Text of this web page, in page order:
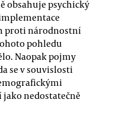
obsahuje psychický
proti národnostní
pohledu
Naopak pojmy
se v souvislosti
nedostatečně